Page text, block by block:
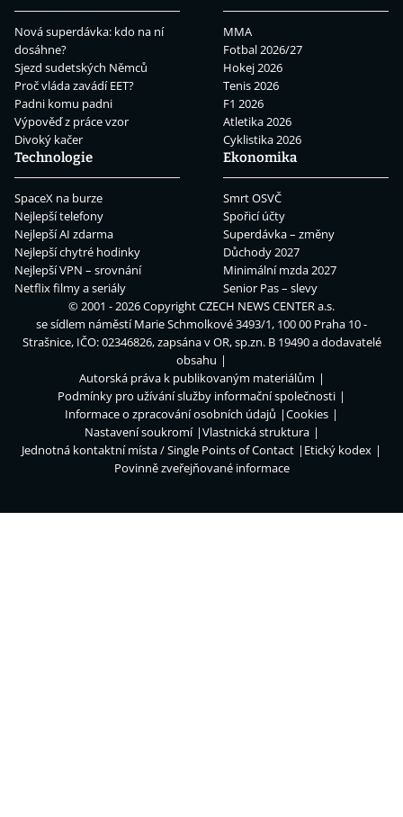
Nová superdávka: kdo na ní
dosáhne?
Sjezd sudetských Němců
Proč vláda zavádí EET?
Padni komu padni
Výpověď z práce vzor
Divoký kačer
MMA
Fotbal 2026/27
Hokej 2026
Tenis 2026
F1 2026
Atletika 2026
Cyklistika 2026
Technologie
SpaceX na burze
Nejlepší telefony
Nejlepší AI zdarma
Nejlepší chytré hodinky
Nejlepší VPN – srovnání
Netflix filmy a seriály
Ekonomika
Smrt OSVČ
Spořicí účty
Superdávka – změny
Důchody 2027
Minimální mzda 2027
Senior Pas – slevy
© 2001 - 2026 CopyrightCZECH NEWS CENTER a.s.
se sídlem náměstí Marie Schmolkové 3493/1, 100 00 Praha 10 -
Strašnice, IČO: 02346826, zapsána v OR, sp.zn. B 19490 a dodavatelé
obsahu
Autorská práva k publikovaným materiálům
Podmínky pro užívání služby informační společnosti
Informace o zpracování osobních údajů
Cookies
Nastavení soukromí
Vlastnická struktura
Jednotná kontaktní místa / Single Points of Contact
Etický kodex
Povinně zveřejňované informace